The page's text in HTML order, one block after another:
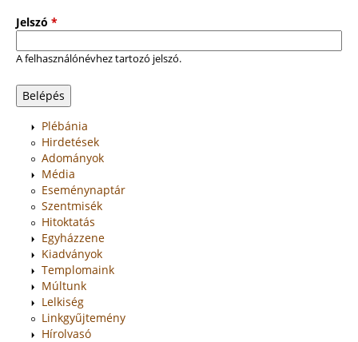
Jelszó *
A felhasználónévhez tartozó jelszó.
Plébánia
Hirdetések
Adományok
Média
Eseménynaptár
Szentmisék
Hitoktatás
Egyházzene
Kiadványok
Templomaink
Múltunk
Lelkiség
Linkgyűjtemény
Hírolvasó